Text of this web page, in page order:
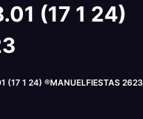
(17 1 24)
(17 1 24) ®MANUELFIESTAS 2623